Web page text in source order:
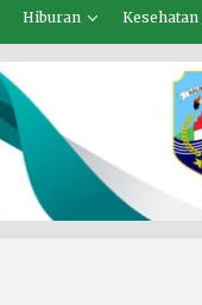
Hiburan Kesehatan